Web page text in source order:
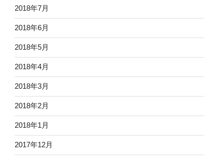
2018年7月
2018年6月
2018年5月
2018年4月
2018年3月
2018年2月
2018年1月
2017年12月